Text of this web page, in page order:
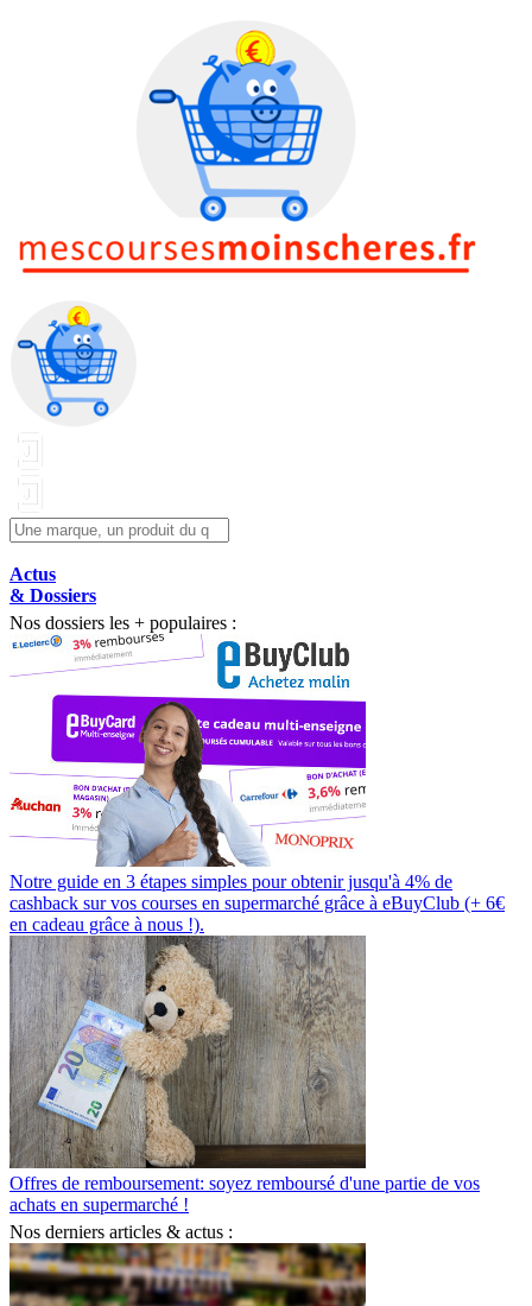
Actus
& Dossiers
Nos dossiers les + populaires :
Notre guide en 3 étapes simples pour obtenir jusqu'à 4% de
cashback sur vos courses en supermarché grâce à eBuyClub (+ 6€
en cadeau grâce à nous !).
Offres de remboursement: soyez remboursé d'une partie de vos
achats en supermarché !
Nos derniers articles & actus :